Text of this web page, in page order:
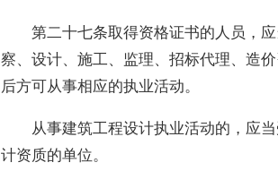
第二十七条取得资格证书的人员，应
察、设计、施工、监理、招标代理、造
后方可从事相应的执业活动。
从事建筑工程设计执业活动的，应当
计资质的单位。